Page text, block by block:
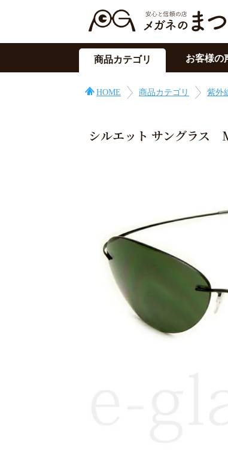
商品カテゴリ お客様の
HOME 商品カテゴリ 紫外
シルエット サングラス